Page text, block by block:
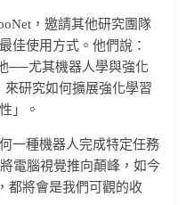
，邀請其他研究團隊
佳使用方式。他們說：
──尤其機器人學與強化
研究如何擴展強化學習
」。
一種機器人完成特定任務
電腦視覺推向顛峰，如今
都將會是我們可觀的收